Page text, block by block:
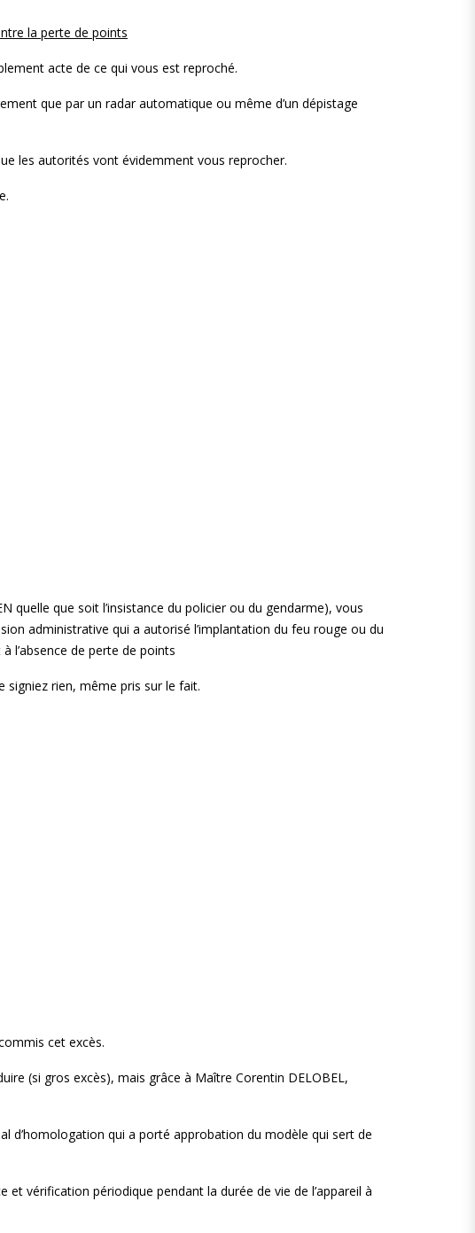
la perte de points
acte de ce qui vous est reproché.
que par un radar automatique ou même d’un dépistage
les autorités vont évidemment vous reprocher.
quelle que soit l’insistance du policier ou du gendarme), vous
administrative qui a autorisé l’implantation du feu rouge ou du
l’absence de perte de points
signiez rien, même pris sur le fait.
cet excès.
(si gros excès), mais grâce à Maître Corentin DELOBEL,
d’homologation qui a porté approbation du modèle qui sert de
vérification périodique pendant la durée de vie de l’appareil à